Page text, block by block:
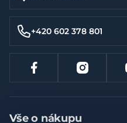
+420 602 378 801
Vše o nákupu